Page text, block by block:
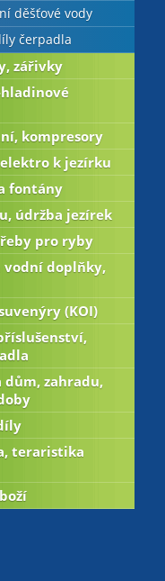
děšťové vody
čerpadla
zářivky
kompresory
k jezírku
fontány
údržba jezírek
pro ryby
vodní doplňky,
(KOI)
dům, zahradu,
teraristika